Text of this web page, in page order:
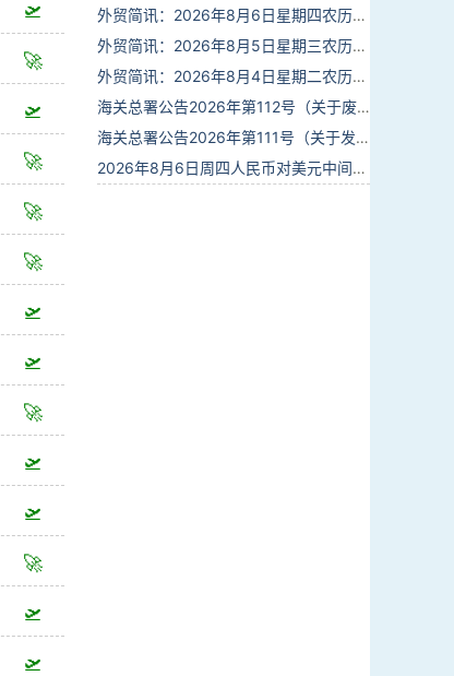
🛫
🚀
🛫
🚀
🚀
🚀
🛫
🛫
🚀
🛫
🛫
🚀
🛫
🛫
外贸简讯：2026年8月6日星期四农历六月廿四
外贸简讯：2026年8月5日星期三农历六月廿三
外贸简讯：2026年8月4日星期二农历六月廿二
海关总署公告2026年第112号（关于废止部分卫生检疫类规范性文件的公告）
海关总署公告2026年第111号（关于发布《进出境动植物检疫处理监督管理工作规定》《进出境卫生处理监督管理工作规定》的公告）
2026年8月6日周四人民币对美元中间价报6.7895调贬6个基点